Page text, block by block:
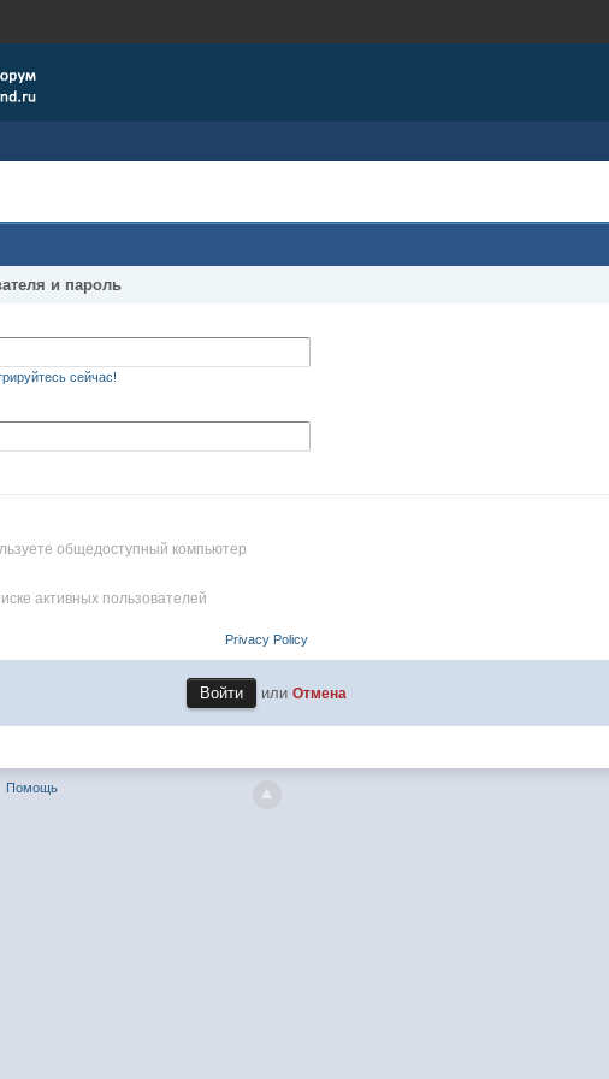
и пароль
сейчас!
общедоступный компьютер
активных пользователей
Privacy Policy
илиОтмена
Помощь